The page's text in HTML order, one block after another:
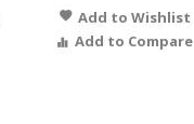
Add to Wishlist
Add to Compare